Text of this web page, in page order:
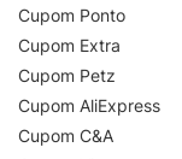
Cupom Ponto
Cupom Extra
Cupom Petz
Cupom AliExpress
Cupom C&A